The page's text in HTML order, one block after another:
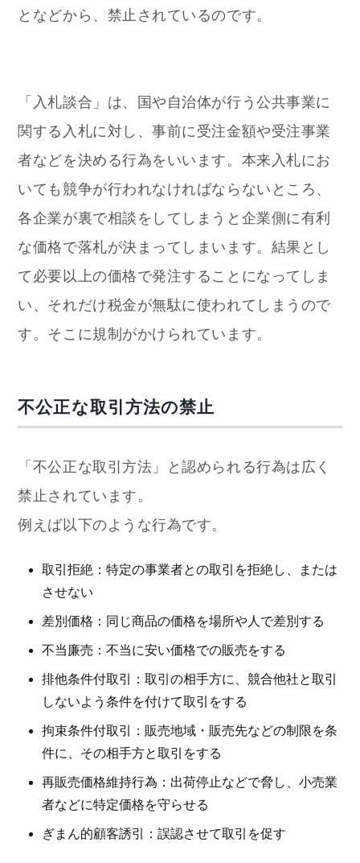
となどから、禁止されているのです。
「入札談合」は、国や自治体が行う公共事業に
関する入札に対し、事前に受注金額や受注事業
者などを決める行為をいいます。本来入札にお
いても競争が行われなければならないところ、
各企業が裏で相談をしてしまうと企業側に有利
な価格で落札が決まってしまいます。結果とし
て必要以上の価格で発注することになってしま
い、それだけ税金が無駄に使われてしまうので
す。そこに規制がかけられています。
不公正な取引方法の禁止
「不公正な取引方法」と認められる行為は広く
禁止されています。
例えば以下のような行為です。
取引拒絶：特定の事業者との取引を拒絶し、または
させない
差別価格：同じ商品の価格を場所や人で差別する
不当廉売：不当に安い価格での販売をする
排他条件付取引：取引の相手方に、競合他社と取引
しないよう条件を付けて取引をする
拘束条件付取引：販売地域・販売先などの制限を条
件に、その相手方と取引をする
再販売価格維持行為：出荷停止などで脅し、小売業
者などに特定価格を守らせる
ぎまん的顧客誘引：誤認させて取引を促す